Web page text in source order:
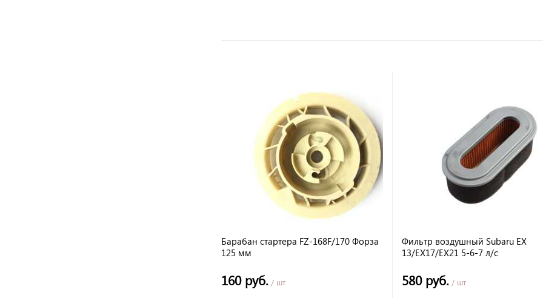
Барабан стартера FZ-168F/170 Форза
125 мм
160 руб. / шт
Фильтр воздушный Subaru EX
13/EX17/EX21 5-6-7 л/с
580 руб. / шт